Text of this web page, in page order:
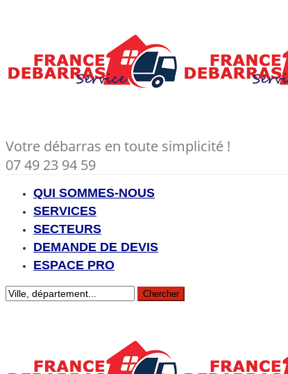
Votre débarras en toute simplicité !
07 49 23 94 59
QUI SOMMES-NOUS
SERVICES
SECTEURS
DEMANDE DE DEVIS
ESPACE PRO